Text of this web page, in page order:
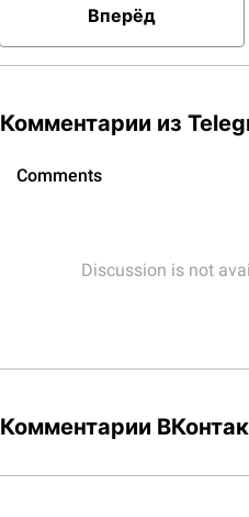
Вперёд
Комментарии из
Комментарии